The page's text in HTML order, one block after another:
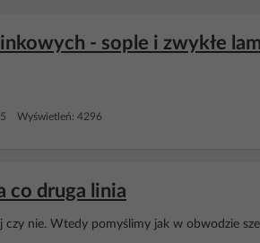
- sople i zwykłe
5 Wyświetleń: 4296
co druga linia
nie. Wtedy pomyślimy jak w obwodzie